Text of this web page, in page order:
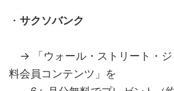
・ サクソバンク
→ 「ウォール・ストリート・ジ
料会員コンテンツ」を